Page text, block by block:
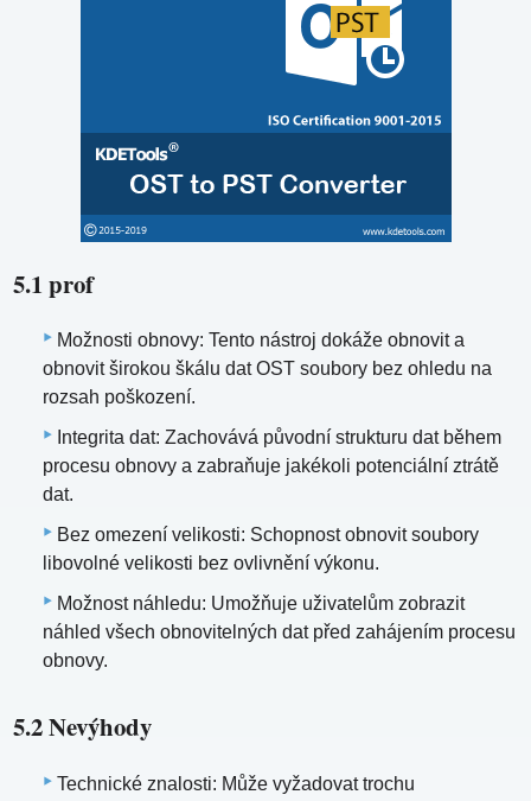
5.1 prof
Možnosti obnovy: Tento nástroj dokáže obnovit a
obnovit širokou škálu dat OST soubory bez ohledu na
rozsah poškození.
Integrita dat: Zachovává původní strukturu dat během
procesu obnovy a zabraňuje jakékoli potenciální ztrátě
dat.
Bez omezení velikosti: Schopnost obnovit soubory
libovolné velikosti bez ovlivnění výkonu.
Možnost náhledu: Umožňuje uživatelům zobrazit
náhled všech obnovitelných dat před zahájením procesu
obnovy.
5.2 Nevýhody
Technické znalosti: Může vyžadovat trochu